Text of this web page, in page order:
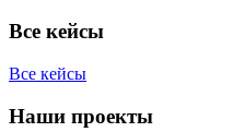
Все кейсы
Все кейсы
Наши проекты